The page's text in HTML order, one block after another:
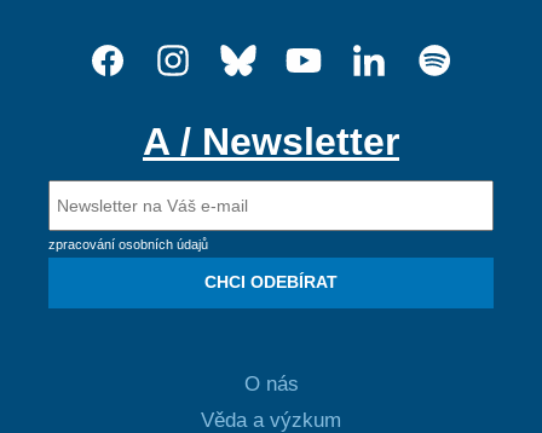
A / Newsletter
zpracování osobních údajů
CHCI ODEBÍRAT
O nás
Věda a výzkum